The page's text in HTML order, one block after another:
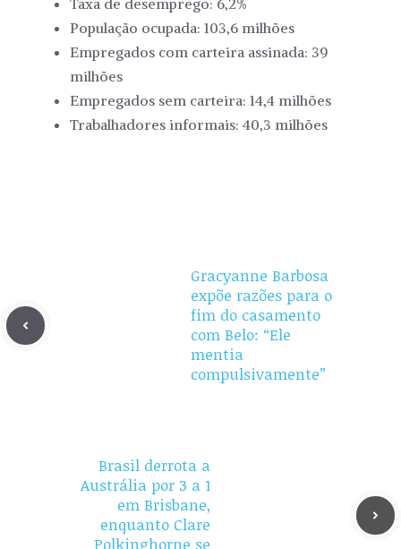
Taxa de desemprego: 6,2%
População ocupada: 103,6 milhões
Empregados com carteira assinada: 39
milhões
Empregados sem carteira: 14,4 milhões
Trabalhadores informais: 40,3 milhões
Gracyanne Barbosa
expõe razões para o
fim do casamento
com Belo: “Ele
mentia
compulsivamente”
Brasil derrota a
Austrália por 3 a 1
em Brisbane,
enquanto Clare
Polkinghorne se